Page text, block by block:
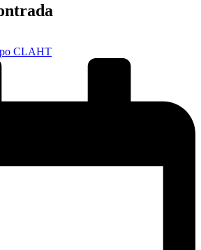
CLAHT